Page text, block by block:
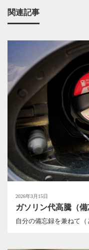
関連記事
2026年3月15日
ガソリン代高騰（備
自分の備忘録を兼ねて（